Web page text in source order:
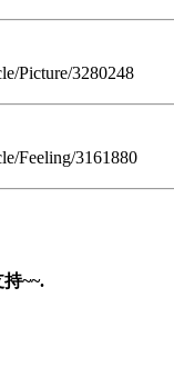
Picture/3280248
Feeling/3161880
~~.